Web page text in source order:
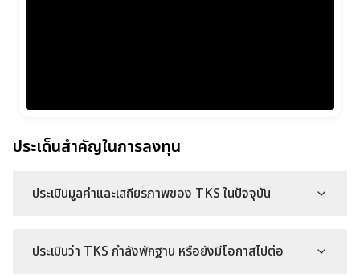
ประเด็นสำคัญในการลงทุน
ประเมินมูลค่าและเสถียรภาพของ TKS ในปัจจุบัน
ประเมินว่า TKS กำลังพักฐาน หรือยังมีโอกาสไปต่อ